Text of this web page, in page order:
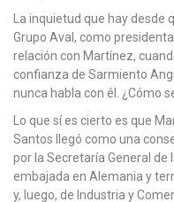
La inquietud que hay desde
Grupo Aval, como
relación con Martínez,
confianza de Sarmiento
nunca habla con él. ¿Cómo
Lo que sí es cierto es que
Santos llegó como una
por la Secretaría General de
embajada en Alemania y
y, luego, de Industria y